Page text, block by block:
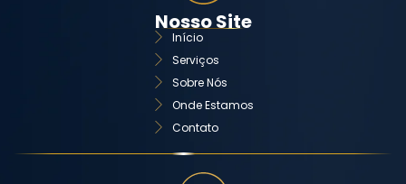
Nosso Site
Início
Serviços
Sobre Nós
Onde Estamos
Contato